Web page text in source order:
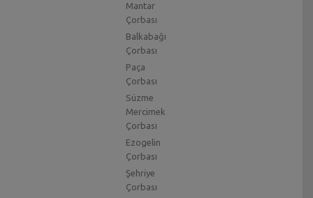
Mantar
Çorbası
Balkabağı
Çorbası
Paça
Çorbası
Süzme
Mercimek
Çorbası
Ezogelin
Çorbası
Şehriye
Çorbası